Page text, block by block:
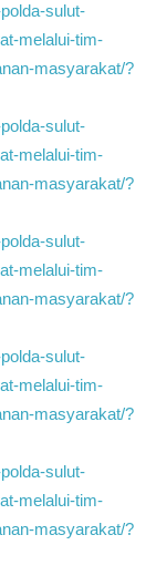
sulut-
melalui-tim-
masyarakat/?
sulut-
melalui-tim-
masyarakat/?
sulut-
melalui-tim-
masyarakat/?
sulut-
melalui-tim-
masyarakat/?
sulut-
melalui-tim-
masyarakat/?